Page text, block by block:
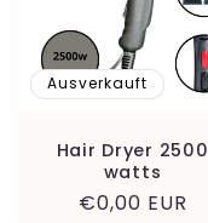
Ausverkauft
Hair Dryer 2500
watts
Normaler
€0,00 EUR